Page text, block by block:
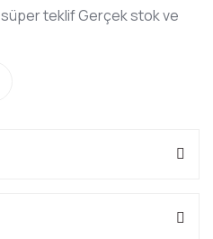
teklif Gerçek stok ve